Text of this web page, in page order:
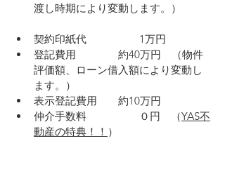
渡し時期により変動します。）
契約印紙代　　　　　1万円
登記費用　　　　約40万円　（物件
評価額、ローン借入額により変動し
ます。）
表示登記費用　　約10万円
仲介手数料　　　　　０円　（YAS不
動産の特典！！ ）